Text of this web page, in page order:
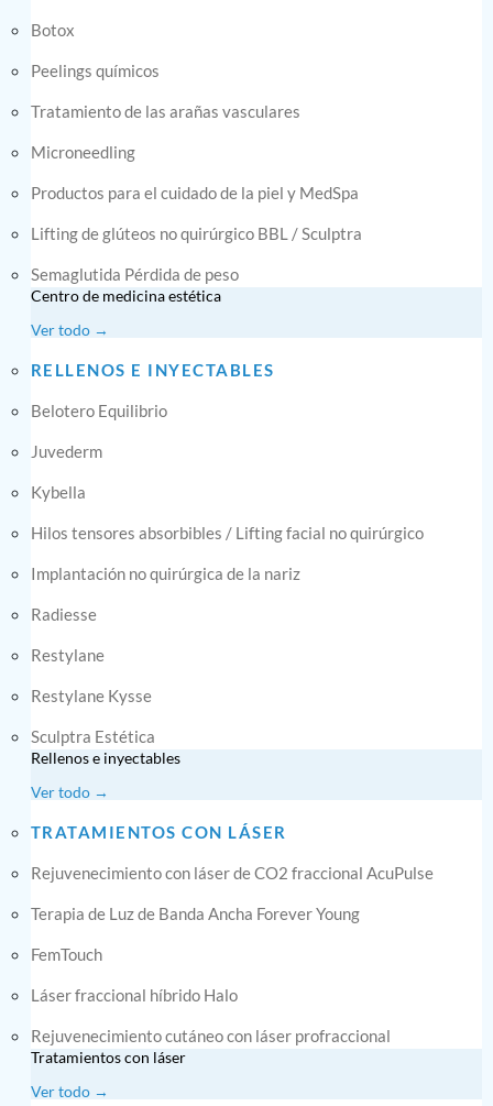
Botox
Peelings químicos
Tratamiento de las arañas vasculares
Microneedling
Productos para el cuidado de la piel y MedSpa
Lifting de glúteos no quirúrgico BBL / Sculptra
Semaglutida Pérdida de peso
Centro de medicina estética
Ver todo →
RELLENOS E INYECTABLES
Belotero Equilibrio
Juvederm
Kybella
Hilos tensores absorbibles / Lifting facial no quirúrgico
Implantación no quirúrgica de la nariz
Radiesse
Restylane
Restylane Kysse
Sculptra Estética
Rellenos e inyectables
Ver todo →
TRATAMIENTOS CON LÁSER
Rejuvenecimiento con láser de CO2 fraccional AcuPulse
Terapia de Luz de Banda Ancha Forever Young
FemTouch
Láser fraccional híbrido Halo
Rejuvenecimiento cutáneo con láser profraccional
Tratamientos con láser
Ver todo →